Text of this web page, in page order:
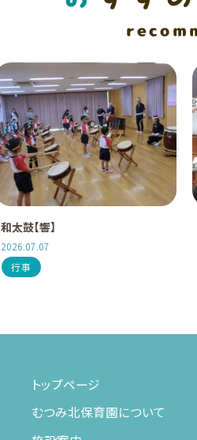
和太鼓【響】
2026.07.07
行事
トップページ
むつみ北保育園について